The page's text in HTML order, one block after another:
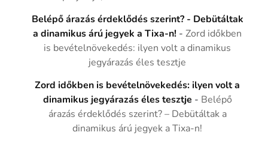
Belépő árazás érdeklődés szerint? - Debütáltak
a dinamikus árú jegyek a Tixa-n! -Zord időkben
is bevételnövekedés: ilyen volt a dinamikus
jegyárazás éles tesztje
Zord időkben is bevételnövekedés: ilyen volt a
dinamikus jegyárazás éles tesztje - Belépő
árazás érdeklődés szerint? – Debütáltak a
dinamikus árú jegyek a Tixa-n!